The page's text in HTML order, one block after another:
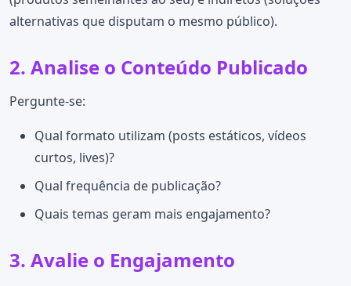
alternativas que disputam o mesmo público).
2. Analise o Conteúdo Publicado
Pergunte-se:
Qual formato utilizam (posts estáticos, vídeos
curtos, lives)?
Qual frequência de publicação?
Quais temas geram mais engajamento?
3. Avalie o Engajamento